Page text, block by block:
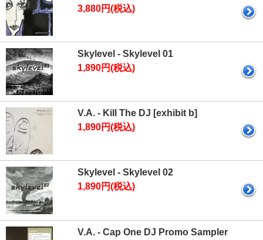
3,880円(税込)
Skylevel - Skylevel 01
1,890円(税込)
V.A. - Kill The DJ [exhibit b]
1,890円(税込)
Skylevel - Skylevel 02
1,890円(税込)
V.A. - Cap One DJ Promo Sampler